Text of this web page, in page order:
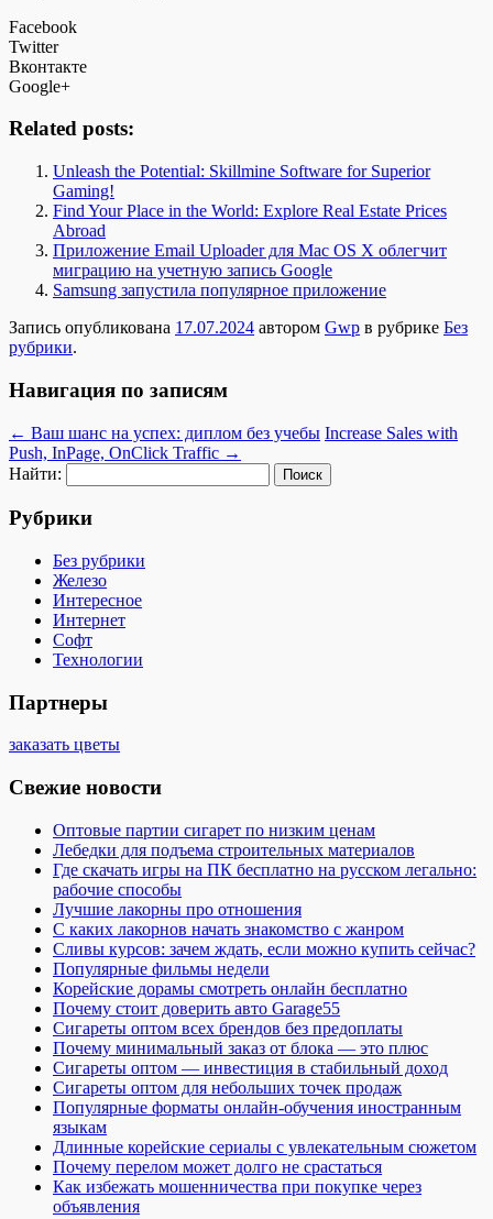
Facebook
Twitter
Вконтакте
Google+
Related posts:
Unleash the Potential: Skillmine Software for Superior
Gaming!
Find Your Place in the World: Explore Real Estate Prices
Abroad
Приложение Email Uploader для Mac OS X облегчит
миграцию на учетную запись Google
Samsung запустила популярное приложение
Запись опубликована 17.07.2024 автором Gwp в рубрике Без
рубрики.
Навигация по записям
← Ваш шанс на успех: диплом без учебы Increase Sales with
Push, InPage, OnClick Traffic →
Найти:
Рубрики
Без рубрики
Железо
Интересное
Интернет
Софт
Технологии
Партнеры
заказать цветы
Свежие новости
Оптовые партии сигарет по низким ценам
Лебедки для подъема строительных материалов
Где скачать игры на ПК бесплатно на русском легально:
рабочие способы
Лучшие лакорны про отношения
С каких лакорнов начать знакомство с жанром
Сливы курсов: зачем ждать, если можно купить сейчас?
Популярные фильмы недели
Корейские дорамы смотреть онлайн бесплатно
Почему стоит доверить авто Garage55
Сигареты оптом всех брендов без предоплаты
Почему минимальный заказ от блока — это плюс
Сигареты оптом — инвестиция в стабильный доход
Сигареты оптом для небольших точек продаж
Популярные форматы онлайн-обучения иностранным
языкам
Длинные корейские сериалы с увлекательным сюжетом
Почему перелом может долго не срастаться
Как избежать мошенничества при покупке через
объявления